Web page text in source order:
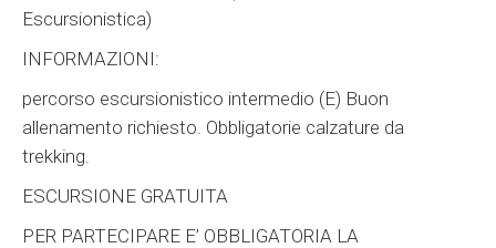
Escursionistica)
INFORMAZIONI:
percorso escursionistico intermedio (E) Buon
allenamento richiesto. Obbligatorie calzature da
trekking.
ESCURSIONE GRATUITA
PER PARTECIPARE E’ OBBLIGATORIA LA